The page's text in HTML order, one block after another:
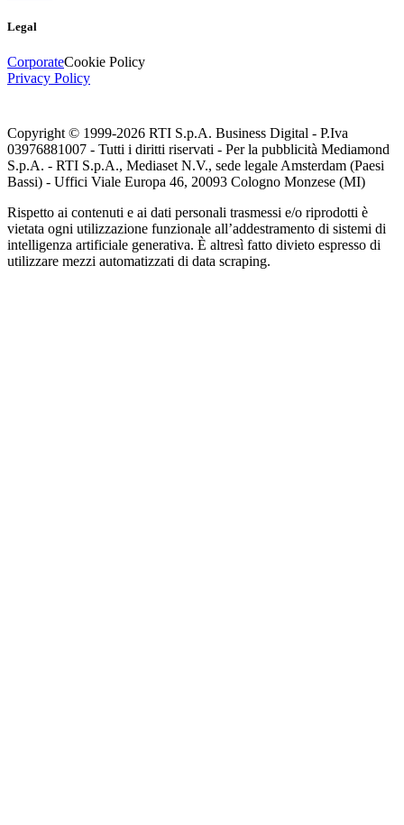
Legal
CorporateCookie Policy
Privacy Policy
Copyright © 1999-2026 RTI S.p.A. Business Digital - P.Iva
03976881007 - Tutti i diritti riservati - Per la pubblicità Mediamond
S.p.A. - RTI S.p.A., Mediaset N.V., sede legale Amsterdam (Paesi
Bassi) - Uffici Viale Europa 46, 20093 Cologno Monzese (MI)
Rispetto ai contenuti e ai dati personali trasmessi e/o riprodotti è
vietata ogni utilizzazione funzionale all’addestramento di sistemi di
intelligenza artificiale generativa. È altresì fatto divieto espresso di
utilizzare mezzi automatizzati di data scraping.